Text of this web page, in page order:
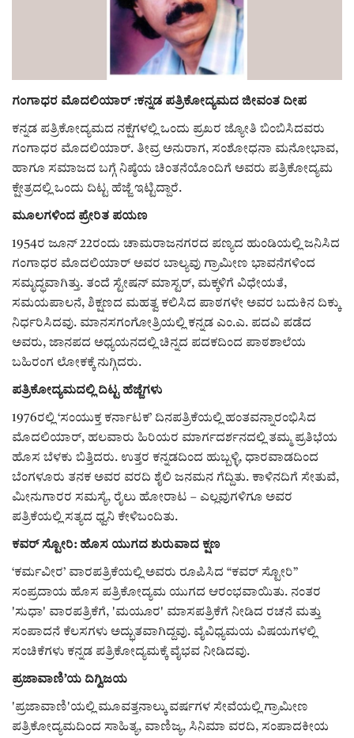
ಸುದ್ದಿ
ಪುಸ್ತಕ ಪರಿಚಯ
ಅಂಕಣ
ಸಾಧಕರ ಪರಿಚಯ
ಪತ್ರಕರ್ತರ ಪರಿಚಯ
ಸಂಪಾದಕೀಯ
ಕವನ
Digital Subscription
ಗಂಗಾಧರ ಮೊದಲಿಯಾರ್ :ಕನ್ನಡ ಪತ್ರಿಕೋದ್ಯಮದ ಜೀವಂತ ದೀಪ
ಕನ್ನಡ ಪತ್ರಿಕೋದ್ಯಮದ ನಕ್ಷೆಗಳಲ್ಲಿ ಒಂದು ಪ್ರಖರ ಜ್ಯೋತಿ ಬಿಂಬಿಸಿದವರು
ಗಂಗಾಧರ ಮೊದಲಿಯಾರ್. ತೀವ್ರ ಅನುರಾಗ, ಸಂಶೋಧನಾ ಮನೋಭಾವ,
ಹಾಗೂ ಸಮಾಜದ ಬಗ್ಗೆ ನಿಷ್ಠೆಯ ಚಿಂತನೆಯೊಂದಿಗೆ ಅವರು ಪತ್ರಿಕೋದ್ಯಮ
ಕ್ಷೇತ್ರದಲ್ಲಿ ಒಂದು ದಿಟ್ಟ ಹೆಜ್ಜೆ ಇಟ್ಟಿದ್ದಾರೆ.
ಮೂಲಗಳಿಂದ ಪ್ರೇರಿತ ಪಯಣ
1954ರ ಜೂನ್ 22ರಂದು ಚಾಮರಾಜನಗರದ ಪಣ್ಯದ ಹುಂಡಿಯಲ್ಲಿ ಜನಿಸಿದ
ಗಂಗಾಧರ ಮೊದಲಿಯಾರ್ ಅವರ ಬಾಲ್ಯವು ಗ್ರಾಮೀಣ ಭಾವನೆಗಳಿಂದ
ಸಮೃದ್ಧವಾಗಿತ್ತು. ತಂದೆ ಸ್ಟೇಷನ್ ಮಾಸ್ಟರ್, ಮಕ್ಕಳಿಗೆ ವಿಧೇಯತೆ,
ಸಮಯಪಾಲನೆ, ಶಿಕ್ಷಣದ ಮಹತ್ವ ಕಲಿಸಿದ ಪಾಠಗಳೇ ಅವರ ಬದುಕಿನ ದಿಕ್ಕು
ನಿರ್ಧರಿಸಿದವು. ಮಾನಸಗಂಗೋತ್ರಿಯಲ್ಲಿ ಕನ್ನಡ ಎಂ.ಎ. ಪದವಿ ಪಡೆದ
ಅವರು, ಜಾನಪದ ಅಧ್ಯಯನದಲ್ಲಿ ಚಿನ್ನದ ಪದಕದಿಂದ ಪಾಠಶಾಲೆಯ
ಬಹಿರಂಗ ಲೋಕಕ್ಕೆ ನುಗ್ಗಿದರು.
ಪತ್ರಿಕೋದ್ಯಮದಲ್ಲಿ ದಿಟ್ಟ ಹೆಜ್ಜೆಗಳು
1976ರಲ್ಲಿ ‘ಸಂಯುಕ್ತ ಕರ್ನಾಟಕ’ ದಿನಪತ್ರಿಕೆಯಲ್ಲಿ ಹಂತವನ್ನಾರಂಭಿಸಿದ
ಮೊದಲಿಯಾರ್, ಹಲವಾರು ಹಿರಿಯರ ಮಾರ್ಗದರ್ಶನದಲ್ಲಿ ತಮ್ಮ ಪ್ರತಿಭೆಯ
ಹೊಸ ಬೆಳಕು ಬಿತ್ತಿದರು. ಉತ್ತರ ಕನ್ನಡದಿಂದ ಹುಬ್ಬಳ್ಳಿ, ಧಾರವಾಡದಿಂದ
ಬೆಂಗಳೂರು ತನಕ ಅವರ ವರದಿ ಶೈಲಿ ಜನಮನ ಗೆದ್ದಿತು. ಕಾಳಿನದಿಗೆ ಸೇತುವೆ,
ಮೀನುಗಾರರ ಸಮಸ್ಯೆ, ರೈಲು ಹೋರಾಟ – ಎಲ್ಲವುಗಳಿಗೂ ಅವರ
ಪತ್ರಿಕೆಯಲ್ಲಿ ಸತ್ಯದ ಧ್ವನಿ ಕೇಳಿಬಂದಿತು.
ಕವರ್ ಸ್ಟೋರಿ: ಹೊಸ ಯುಗದ ಶುರುವಾದ ಕ್ಷಣ
‘ಕರ್ಮವೀರ’ ವಾರಪತ್ರಿಕೆಯಲ್ಲಿ ಅವರು ರೂಪಿಸಿದ “ಕವರ್ ಸ್ಟೋರಿ”
ಸಂಪ್ರದಾಯ ಹೊಸ ಪತ್ರಿಕೋದ್ಯಮ ಯುಗದ ಆರಂಭವಾಯಿತು. ನಂತರ
'ಸುಧಾ' ವಾರಪತ್ರಿಕೆಗೆ, 'ಮಯೂರ' ಮಾಸಪತ್ರಿಕೆಗೆ ನೀಡಿದ ರಚನೆ ಮತ್ತು
ಸಂಪಾದನೆ ಕೆಲಸಗಳು ಅದ್ಭುತವಾಗಿದ್ದವು. ವೈವಿಧ್ಯಮಯ ವಿಷಯಗಳಲ್ಲಿ
ಸಂಚಿಕೆಗಳು ಕನ್ನಡ ಪತ್ರಿಕೋದ್ಯಮಕ್ಕೆ ವೈಭವ ನೀಡಿದವು.
ಪ್ರಜಾವಾಣಿ’ಯ ದಿಗ್ವಿಜಯ
'ಪ್ರಜಾವಾಣಿ'ಯಲ್ಲಿ ಮೂವತ್ತನಾಲ್ಕು ವರ್ಷಗಳ ಸೇವೆಯಲ್ಲಿ ಗ್ರಾಮೀಣ
ಪತ್ರಿಕೋದ್ಯಮದಿಂದ ಸಾಹಿತ್ಯ, ವಾಣಿಜ್ಯ, ಸಿನಿಮಾ ವರದಿ, ಸಂಪಾದಕೀಯ